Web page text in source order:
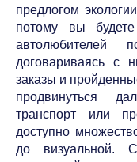
предлогом
потому вы
договариваясь с
заказы и
продвинуться
транспорт или
доступно
до визуальной.